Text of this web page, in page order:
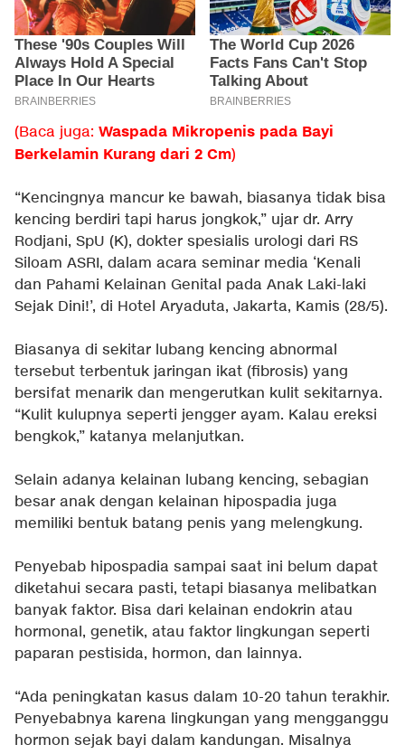
(Baca juga: Waspada Mikropenis pada Bayi
Berkelamin Kurang dari 2 Cm)
“Kencingnya mancur ke bawah, biasanya tidak bisa
kencing berdiri tapi harus jongkok,” ujar dr. Arry
Rodjani, SpU (K), dokter spesialis urologi dari RS
Siloam ASRI, dalam acara seminar media ‘Kenali
dan Pahami Kelainan Genital pada Anak Laki-laki
Sejak Dini!’, di Hotel Aryaduta, Jakarta, Kamis (28/5).
Biasanya di sekitar lubang kencing abnormal
tersebut terbentuk jaringan ikat (fibrosis) yang
bersifat menarik dan mengerutkan kulit sekitarnya.
“Kulit kulupnya seperti jengger ayam. Kalau ereksi
bengkok,” katanya melanjutkan.
Selain adanya kelainan lubang kencing, sebagian
besar anak dengan kelainan hipospadia juga
memiliki bentuk batang penis yang melengkung.
Penyebab hipospadia sampai saat ini belum dapat
diketahui secara pasti, tetapi biasanya melibatkan
banyak faktor. Bisa dari kelainan endokrin atau
hormonal, genetik, atau faktor lingkungan seperti
paparan pestisida, hormon, dan lainnya.
“Ada peningkatan kasus dalam 10-20 tahun terakhir.
Penyebabnya karena lingkungan yang mengganggu
hormon sejak bayi dalam kandungan. Misalnya